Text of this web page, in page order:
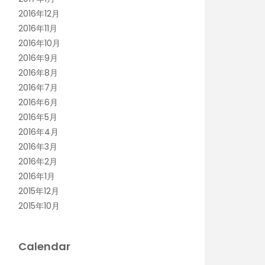
2016年12月
2016年11月
2016年10月
2016年9月
2016年8月
2016年7月
2016年6月
2016年5月
2016年4月
2016年3月
2016年2月
2016年1月
2015年12月
2015年10月
Calendar